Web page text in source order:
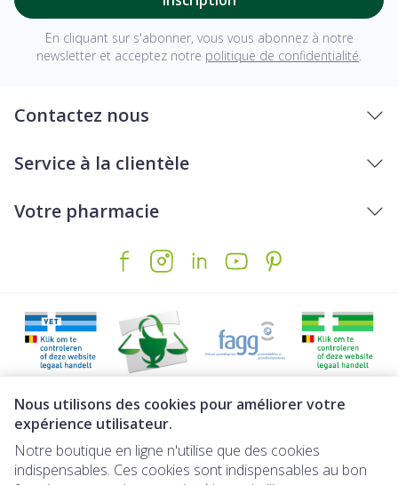
Nous utilisons des cookies pour améliorer votre
expérience utilisateur.
Notre boutique en ligne n'utilise que des cookies
indispensables. Ces cookies sont indispensables au bon
En cliquant sur s'abonner, vous vous abonnez à notre
newsletter et acceptez notre politique de confidentialité
Contactez nous
Service à la clientèle
Votre pharmacie
Liens légaux